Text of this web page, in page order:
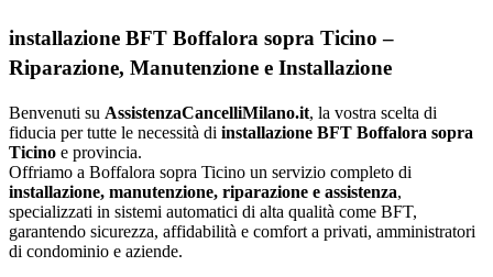
installazione BFT Boffalora sopra Ticino –
Riparazione, Manutenzione e Installazione
Benvenuti su AssistenzaCancelliMilano.it, la vostra scelta di
fiducia per tutte le necessità di installazione BFT Boffalora sopra
Ticino e provincia.
Offriamo a Boffalora sopra Ticino un servizio completo di
installazione, manutenzione, riparazione e assistenza,
specializzati in sistemi automatici di alta qualità come BFT,
garantendo sicurezza, affidabilità e comfort a privati, amministratori
di condominio e aziende.